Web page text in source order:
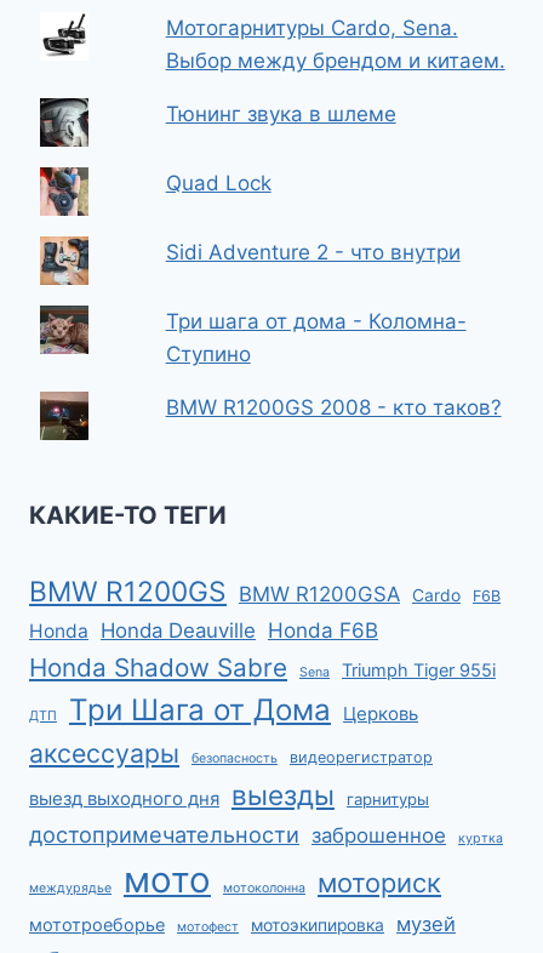
Мотогарнитуры Cardo, Sena.
Выбор между брендом и китаем.
Тюнинг звука в шлеме
Quad Lock
Sidi Adventure 2 - что внутри
Три шага от дома - Коломна-
Ступино
BMW R1200GS 2008 - кто таков?
КАКИЕ-ТО ТЕГИ
BMW R1200GS BMW R1200GSA Cardo F6B
Honda Honda Deauville Honda F6B
Honda Shadow Sabre Sena Triumph Tiger 955i
ДТП Три Шага от Дома Церковь
аксессуары безопасность видеорегистратор
выезд выходного дня выезды гарнитуры
достопримечательности заброшенное куртка
междурядье мото мотоколонна моториск
мототроеборье мотофест мотоэкипировка музей